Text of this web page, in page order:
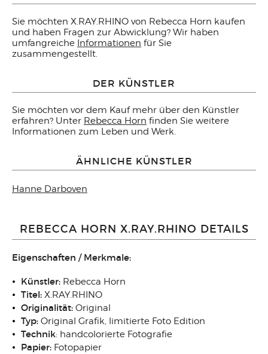
Sie möchten X.RAY.RHINO von Rebecca Horn kaufen
und haben Fragen zur Abwicklung? Wir haben
umfangreiche Informationen für Sie
zusammengestellt.
DER KÜNSTLER
Sie möchten vor dem Kauf mehr über den Künstler
erfahren? Unter Rebecca Horn finden Sie weitere
Informationen zum Leben und Werk.
ÄHNLICHE KÜNSTLER
Hanne Darboven
REBECCA HORN X.RAY.RHINO DETAILS
Eigenschaften / Merkmale:
Künstler: Rebecca Horn
Titel: X.RAY.RHINO
Originalität: Original
Typ: Original Grafik, limitierte Foto Edition
Technik: handcolorierte Fotografie
Papier: Fotopapier